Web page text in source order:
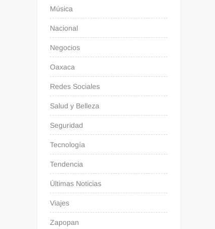
Música
Nacional
Negocios
Oaxaca
Redes Sociales
Salud y Belleza
Seguridad
Tecnología
Tendencia
Últimas Noticias
Viajes
Zapopan